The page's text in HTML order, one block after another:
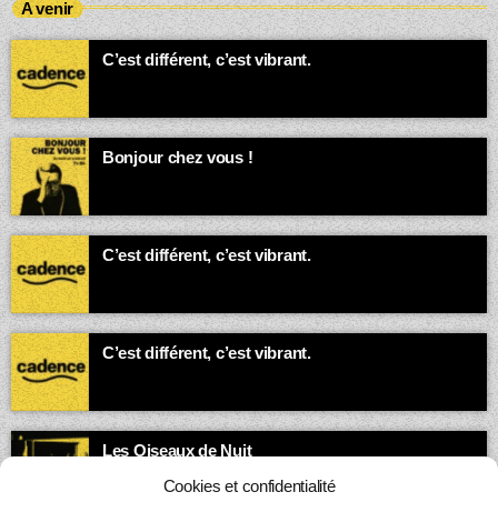
Cookies et confidentialité
A venir
C’est différent, c’est vibrant.
Bonjour chez vous !
C’est différent, c’est vibrant.
C’est différent, c’est vibrant.
Les Oiseaux de Nuit
esprits vagabonds s’exprime.